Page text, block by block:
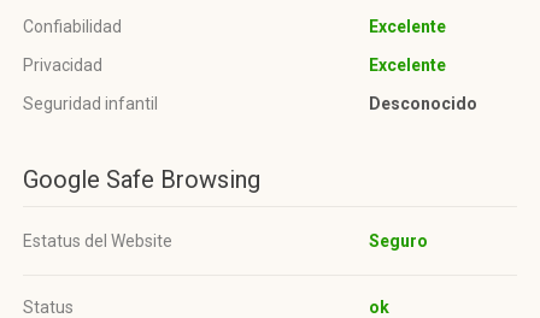
Confiabilidad
Excelente
Privacidad
Excelente
Seguridad infantil
Desconocido
Google Safe Browsing
Estatus del Website Seguro
Status ok